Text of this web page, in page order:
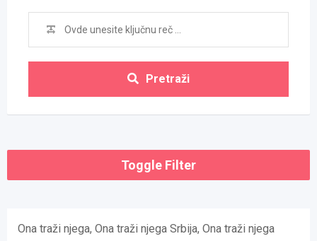
Pretraži
Toggle Filter
Ona traži njega, Ona traži njega Srbija, Ona traži njega